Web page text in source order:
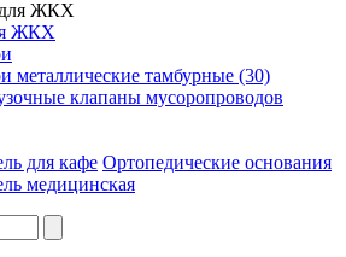
ЖКХ
металлические тамбурные (30)
клапаны мусоропроводов
для кафе Ортопедические основания
медицинская